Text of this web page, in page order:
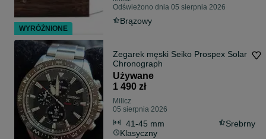
Odświeżono dnia 05 sierpnia 2026
Brązowy
Zegarek męski Seiko Prospex Solar
Chronograph
Używane
1 490 zł
Milicz
05 sierpnia 2026
41-45 mm
Srebrny
Klasyczny
WYRÓŻNIONE